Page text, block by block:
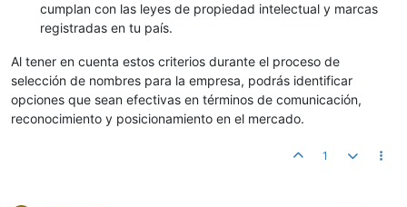
cumplan con las leyes de propiedad intelectual y marcas
registradas en tu país.
Al tener en cuenta estos criterios durante el proceso de
selección de nombres para la empresa, podrás identificar
opciones que sean efectivas en términos de comunicación,
reconocimiento y posicionamiento en el mercado.
1